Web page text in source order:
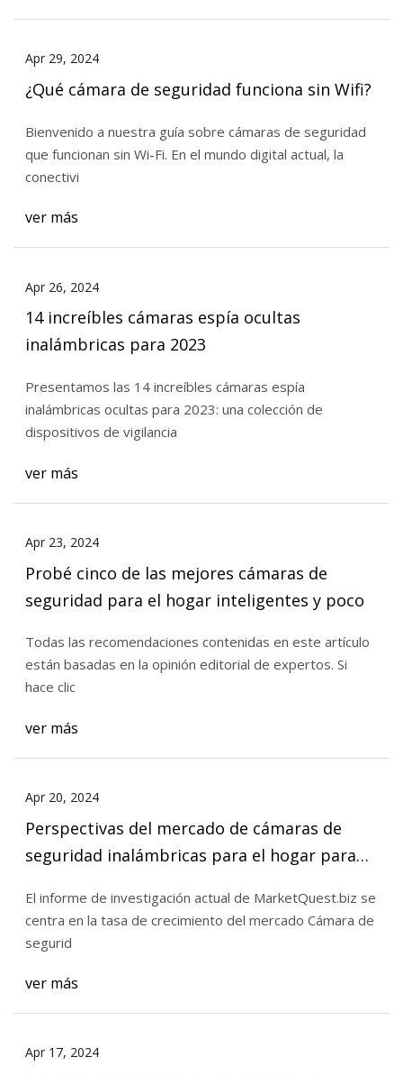
Apr 29, 2024
¿Qué cámara de seguridad funciona sin Wifi?
Bienvenido a nuestra guía sobre cámaras de seguridad
que funcionan sin Wi-Fi. En el mundo digital actual, la
conectivi
ver más
Apr 26, 2024
14 increíbles cámaras espía ocultas
inalámbricas para 2023
Presentamos las 14 increíbles cámaras espía
inalámbricas ocultas para 2023: una colección de
dispositivos de vigilancia
ver más
Apr 23, 2024
Probé cinco de las mejores cámaras de
seguridad para el hogar inteligentes y poco
Todas las recomendaciones contenidas en este artículo
están basadas en la opinión editorial de expertos. Si
hace clic
ver más
Apr 20, 2024
Perspectivas del mercado de cámaras de
seguridad inalámbricas para el hogar para
El informe de investigación actual de MarketQuest.biz se
centra en la tasa de crecimiento del mercado Cámara de
segurid
ver más
Apr 17, 2024